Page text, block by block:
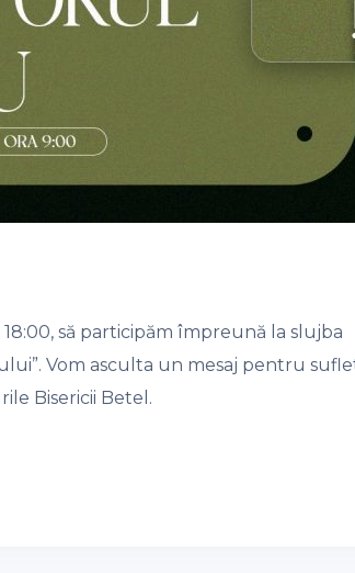
să participăm împreună la slujba
Vom asculta un mesaj pentru
Bisericii Betel.